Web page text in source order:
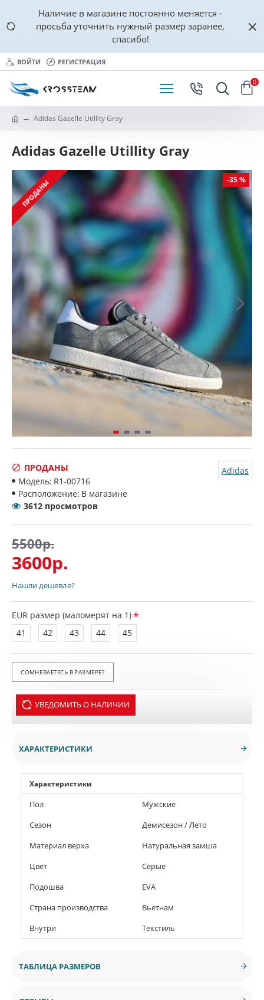
Наличие в магазине постоянно меняется -
просьба уточнить нужный размер заранее,
спасибо!
ВОЙТИ РЕГИСТРАЦИЯ
0
Adidas Gazelle Utillity Gray
Adidas Gazelle Utillity Gray
-35 %
ПРОДАНЫ
3600р.
5500р.
ПРОДАНЫ
Модель: R1-00716
Расположение: В магазине
Adidas
3612 просмотров
EUR размер (маломерят на 1)
41
42 43 44 45
УВЕДОМИТЬ О НАЛИЧИИ
Нашли дешевле?
ХАРАКТЕРИСТИКИ
Характеристики
Пол
Мужские
Сезон
Демисезон / Лето
Материал верха
Натуральная замша
Цвет
Серые
Подошва
EVA
Страна производства
Вьетнам
Внутри
Текстиль
ТАБЛИЦА РАЗМЕРОВ
СОМНЕВАЕТЕСЬ В РАЗМЕРЕ?